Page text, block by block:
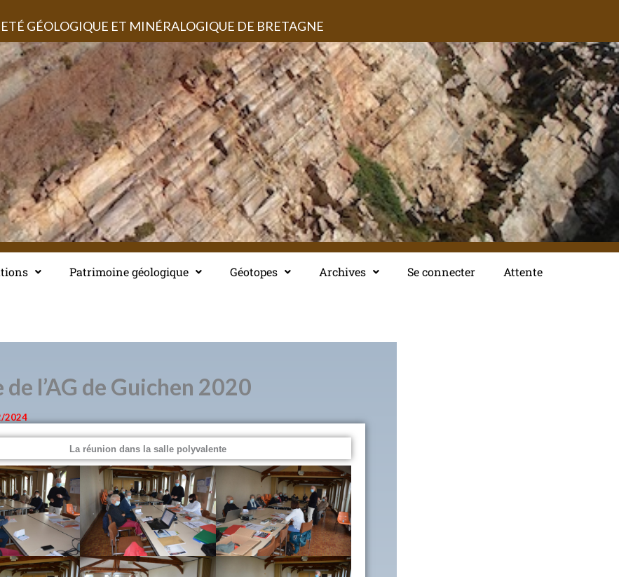
GÉOLOGIQUE ET MINÉRALOGIQUE DE BRETAGNE
Patrimoine géologique Géotopes Archives Se connecter Attente
l’AG de Guichen 2020
2024
La réunion dans la salle polyvalente